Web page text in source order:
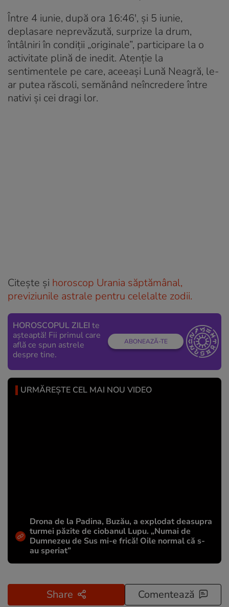
Între 4 iunie, după ora 16:46′, și 5 iunie,
deplasare neprevăzută, surprize la drum,
întâlniri în condiții „originale”, participare la o
activitate plină de inedit. Atenție la
sentimentele pe care, aceeași Lună Neagră, le-
ar putea răscoli, semănând neîncredere între
nativi și cei dragi lor.
Citește și horoscop Urania săptămânal,
previziunile astrale pentru celelalte zodii.
HOROSCOPUL ZILEI te
așteaptă! Fii primul care
află ce spun astrele
despre tine.
ABONEAZĂ-TE
URMĂREȘTE CEL MAI NOU VIDEO
Drona de la Padina, Buzău, a explodat deasupra
turmei păzite de ciobanul Lupu. „Numai de
Dumnezeu de Sus mi-e frică! Oile normal că s-
au speriat”
Share Comentează